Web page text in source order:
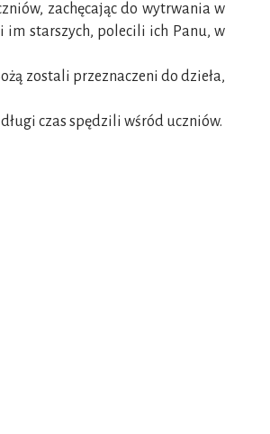
zachęcając do wytrwania w
im starszych, polecili ich Panu, w
zostali przeznaczeni do dzieła,
czas spędzili wśród uczniów.